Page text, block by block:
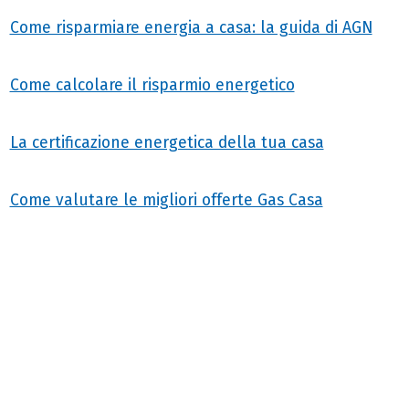
Come risparmiare energia a casa: la guida di AGN
Come calcolare il risparmio energetico
La certificazione energetica della tua casa
Come valutare le migliori offerte Gas Casa